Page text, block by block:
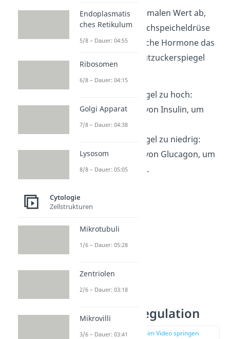
Weicht er vom optimalen Wert ab,
schüttet deine Bauchspeicheldrüse
Hormoneaus. Welche Hormone das
sind, hängt von Blutzuckerspiegel
Blutzuckerspiegel zu hoch:
Ausschüttung von Insulin, um
ihn zu senken.
Blutzuckerspiegel zu niedrig:
Ausschüttung von Glucagon, um
ihn zu erhöhen.
Blutzuckerregulation
zur Stelle im Video springen
Endoplasmatis
ches Retikulum
5/8 – Dauer: 04:55
Ribosomen
6/8 – Dauer: 04:15
Golgi Apparat
7/8 – Dauer: 04:38
Lysosom
8/8 – Dauer: 05:05
Cytologie
Zellstrukturen
Mikrotubuli
1/6 – Dauer: 05:28
Zentriolen
2/6 – Dauer: 03:18
Mikrovilli
3/6 – Dauer: 03:41